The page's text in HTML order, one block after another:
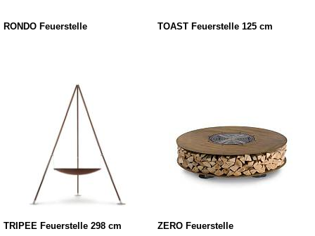
RONDO Feuerstelle TOAST Feuerstelle 125 cm
TRIPEE Feuerstelle 298 cm ZERO Feuerstelle